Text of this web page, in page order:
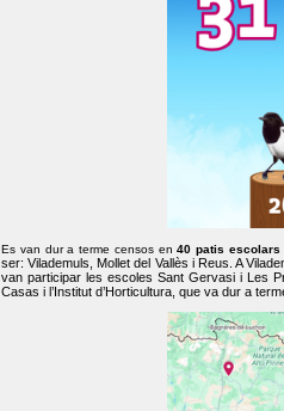
Es van dur a terme censos en40 patis escolars
ser: Vilademuls, Mollet del Vallès i Reus. A
van participar les escoles Sant Gervasi i Les
Casas i l’Institut d’Horticultura, que va dur a